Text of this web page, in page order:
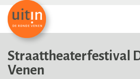
Straattheaterfestival
Venen